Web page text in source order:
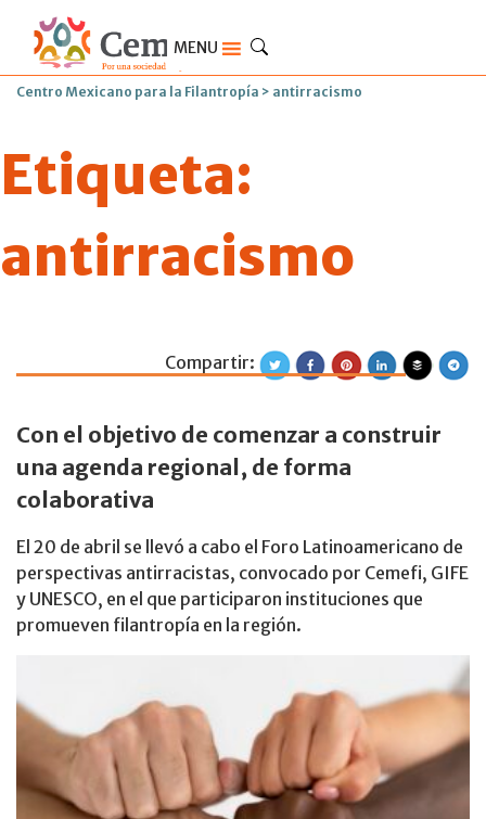
MENU
Centro Mexicano para la Filantropía > antirracismo
Etiqueta:
antirracismo
Se llevó a cabo
Compartir:
Con el objetivo de comenzar a construir
una agenda regional, de forma
colaborativa
El 20 de abril se llevó a cabo el Foro Latinoamericano de
perspectivas antirracistas, convocado por Cemefi, GIFE
y UNESCO, en el que participaron instituciones que
promueven filantropía en la región.